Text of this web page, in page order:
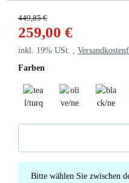
449,85 €
259,00 €
inkl. 19% USt. ,
Farben
x
Bitte wählen Sie zwischen